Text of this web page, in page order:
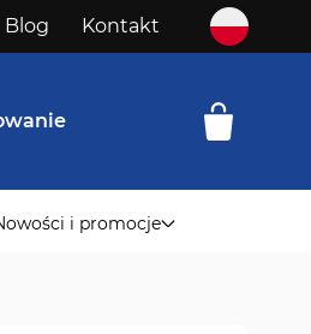
Blog Kontakt
i promocje